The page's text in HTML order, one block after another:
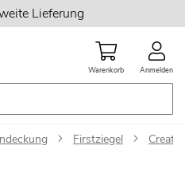
Lieferung
Warenkorb Anmelden
Firstziegel